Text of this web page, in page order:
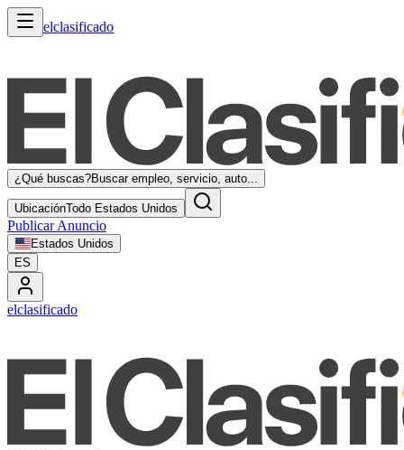
elclasificado
¿Qué buscas?Buscar empleo, servicio, auto...
UbicaciónTodo Estados Unidos
Publicar Anuncio
Estados Unidos
ES
elclasificado